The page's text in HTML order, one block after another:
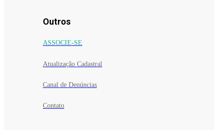
Outros
ASSOCIE-SE
Atualização Cadastral
Canal de Denúncias
Contato